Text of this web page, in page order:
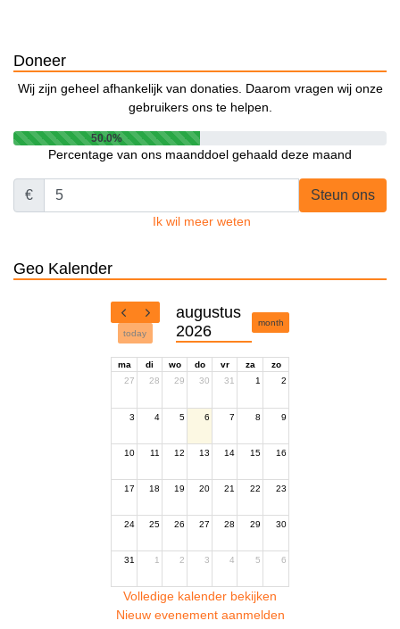
Doneer
Wij zijn geheel afhankelijk van donaties. Daarom vragen wij onze
gebruikers ons te helpen.
50.0%
Percentage van ons maanddoel gehaald deze maand
€ Steun ons
Ik wil meer weten
Geo Kalender
today
augustus
2026
month
ma di wo do vr za
zo
27
28 29 30 31 1 2
3 4 5 6 7 8 9
10 11 12 13 14 15 16
17 18 19 20 21 22 23
24 25 26 27 28 29 30
31 1 2 3 4 5 6
Volledige kalender bekijken
Nieuw evenement aanmelden